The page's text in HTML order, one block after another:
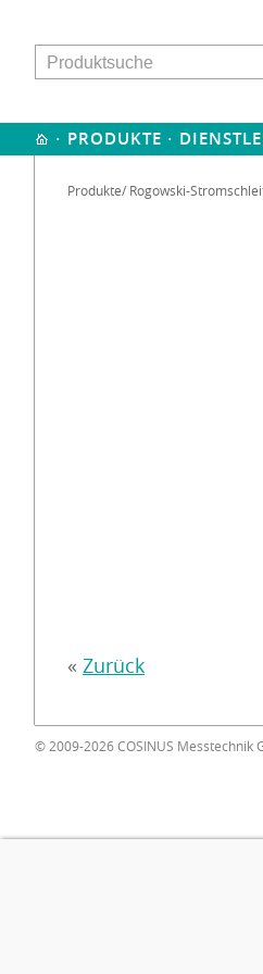
· PRODUKTE ·
Produkte/ Rogowski-
« Zurück
© 2009-2026 COSINUS Messtechnik